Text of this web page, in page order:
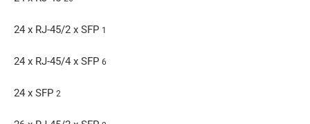
24 x RJ-45/2 x SFP 1
24 x RJ-45/4 x SFP 6
24 x SFP 2